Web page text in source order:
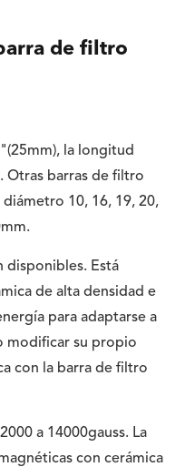
de filtro
la longitud
Otras barras de filtro
10, 16, 19, 20,
disponibles. Está
de alta densidad e
para adaptarse a
modificar su propio
con la barra de filtro
a 14000gauss. La
con cerámica